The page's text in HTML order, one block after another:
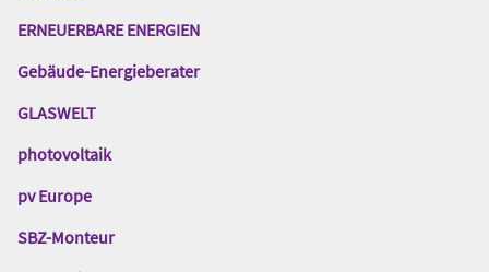
ERNEUERBARE ENERGIEN
Gebäude-Energieberater
GLASWELT
photovoltaik
pv Europe
SBZ-Monteur